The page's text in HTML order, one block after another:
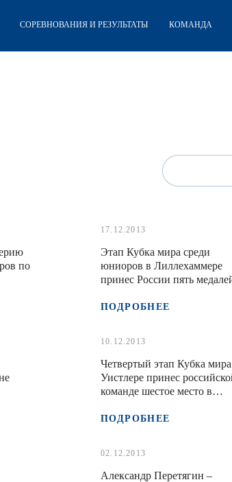
СОРЕВНОВАНИЯ И РЕЗУЛЬТАТЫ КОМАНДА
по
17.12.2013
Этап Кубка мира среди
юниоров в Лиллехаммере
принес России пять
ПОДРОБНЕЕ
10.12.2013
Четвертый этап Кубка
Уистлере принес
команде шестое место в
ПОДРОБНЕЕ
02.12.2013
Александр Перетягин –